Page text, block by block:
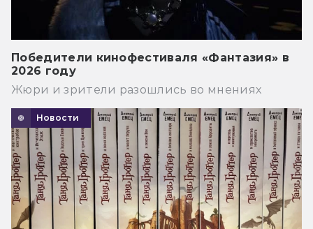
Победители кинофестиваля «Фантазия» в
2026 году
Жюри и зрители разошлись во мнениях
Новости